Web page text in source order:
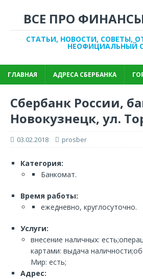
ВСЕ ПРО
СТАТЬИ, НОВОСТИ, СОВЕТЫ,
НЕОФИЦИАЛЬНЫЙ
ГЛАВНАЯ АДРЕСА СБЕРБАНКА
Сбербанк России,
Новокузнецк, ул.
03.02.2018 prosber
Категория:
Банкомат.
Время работы:
ежедневно, круглосуточно.
Услуги:
внесение наличных:
картами: выдача
Мир: есть;
Адрес: